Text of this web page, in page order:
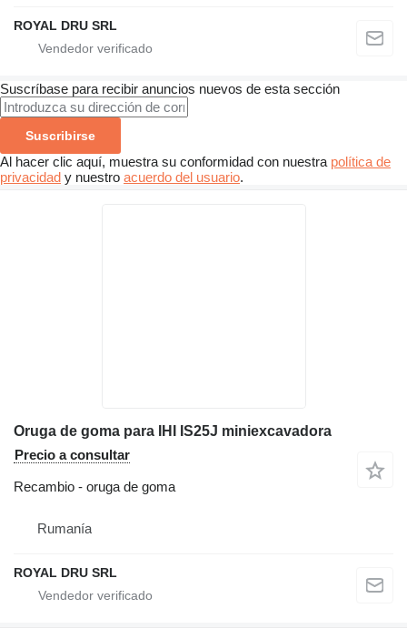
ROYAL DRU SRL
Suscríbase para recibir anuncios nuevos de esta sección
Suscribirse
Al hacer clic aquí, muestra su conformidad con nuestra política de
privacidad y nuestro acuerdo del usuario.
Oruga de goma para IHI IS25J miniexcavadora
Precio a consultar
Recambio - oruga de goma
Rumanía
ROYAL DRU SRL